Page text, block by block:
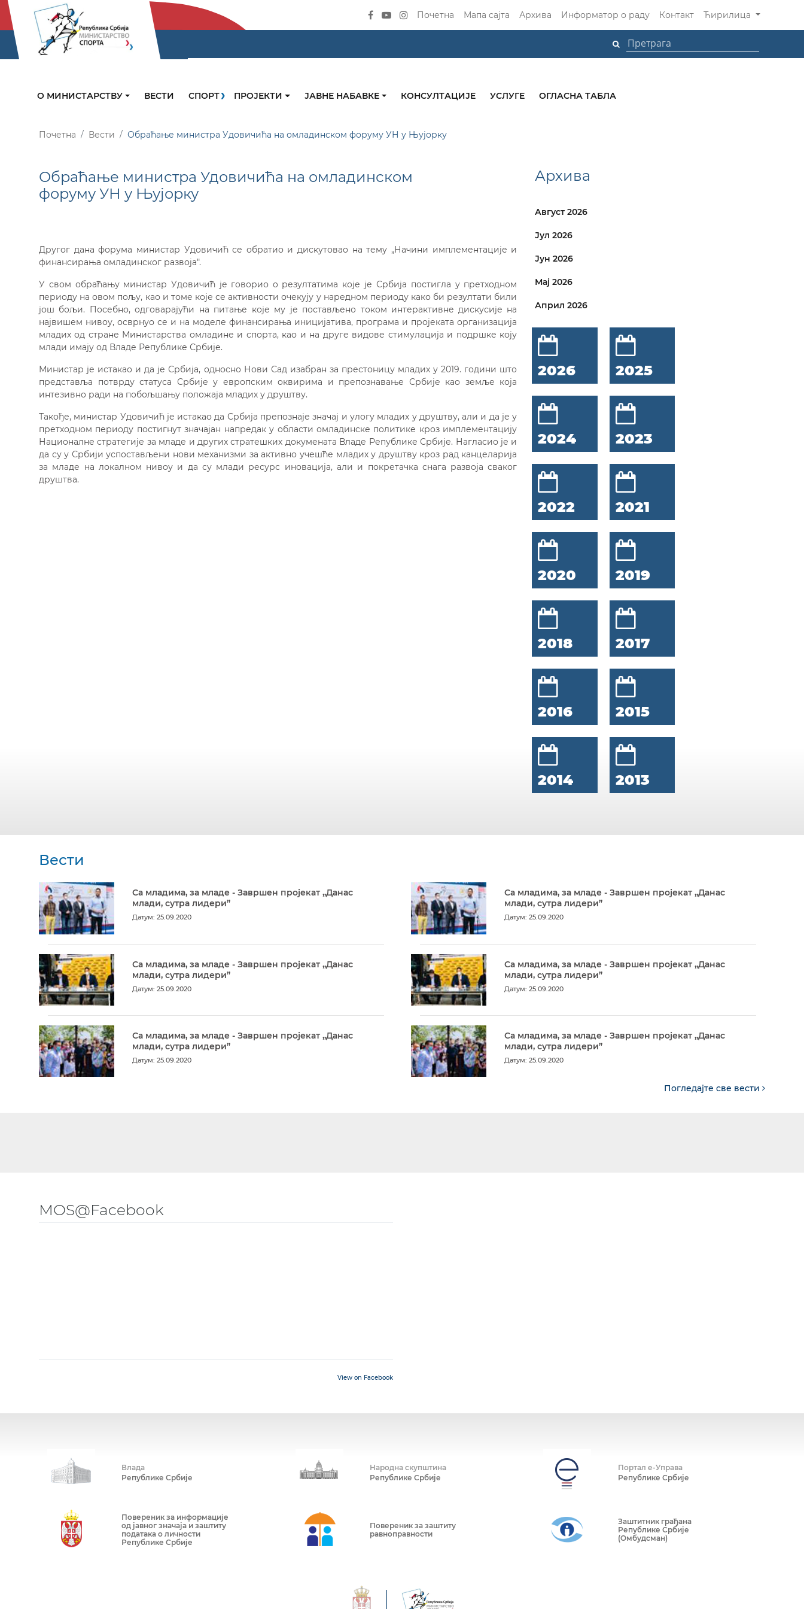
Почетна Мапа сајта Архива Информатор о раду Контакт Ћирилица
О МИНИСТАРСТВУ ВЕСТИ СПОРТ ПРОЈЕКТИ ЈАВНЕ НАБАВКЕ КОНСУЛТАЦИЈЕ УСЛУГЕ ОГЛАСНА ТАБЛА
Почетна Вести Обраћање министра Удовичића на омладинском форуму УН у Њујорку
Обраћање министра Удовичића на омладинском
форуму УН у Њујорку
Другог дана форума министар Удовичић се обратио и дискутовао на тему „Начини имплементације и
финансирања омладинског развоја".
У свом обраћању министар Удовичић je говорио o резултатима које је Србија постигла у претходном
периоду на овом пољу, као и томе које се активности очекују у наредном периоду како би резултати били
још бољи. Посебно, одговарајући на питање које му је постављено током интерактивнe дискусије на
највишем нивоу, осврнуо се и на моделе финансирања иницијатива, програма и пројеката организација
младих од стране Министарства омладине и спорта, као и на друге видове стимулација и подршке коју
млади имају од Владе Републике Србије.
Министар је истакао и да је Србија, односно Нови Сад изабран за престоницу младих у 2019. години што
представља потврду статуса Србије у европским оквирима и препознавање Србије као земље која
интезивно ради на побољшању положаја младих у друштву.
Такође, министар Удовичић је истакао да Србија препознаје значај и улогу младих у друштву, али и да је у
претходном периоду постигнут значајан напредак у области омладинске политике кроз имплементацију
Националне стратегије за младе и других стратешких докумената Владе Републике Србије. Нагласио је и
да су у Србији успостављени нови механизми за активно учешће младих у друштву кроз рад канцеларија
за младе на локалном нивоу и да су млади ресурс иновација, али и покретачка снага развоја сваког
друштва.
Архива
Август 2026
Јул 2026
Јун 2026
Мај 2026
Април 2026
2026 2025
2024 2023
2022 2021
2020 2019
2018 2017
2016 2015
2014 2013
Вести
Са младима, за младе - Завршен пројекат „Данас
млади, сутра лидери”
Датум: 25.09.2020
Са младима, за младе - Завршен пројекат „Данас
млади, сутра лидери”
Датум: 25.09.2020
Са младима, за младе - Завршен пројекат „Данас
млади, сутра лидери”
Датум: 25.09.2020
Са младима, за младе - Завршен пројекат „Данас
млади, сутра лидери”
Датум: 25.09.2020
Са младима, за младе - Завршен пројекат „Данас
млади, сутра лидери”
Датум: 25.09.2020
Са младима, за младе - Завршен пројекат „Данас
млади, сутра лидери”
Датум: 25.09.2020
Погледајте све вести
MOS@Facebook
View on Facebook
Влада
Републике Србије
Народна скупштина
Републике Србије
Портал е-Управа
Републике Србије
Повереник за информације
од јавног значаја и заштиту
података о личности
Републике Србије
Повереник за заштиту
равноправности
Заштитник грађана
Републике Србије
(Омбудсман)